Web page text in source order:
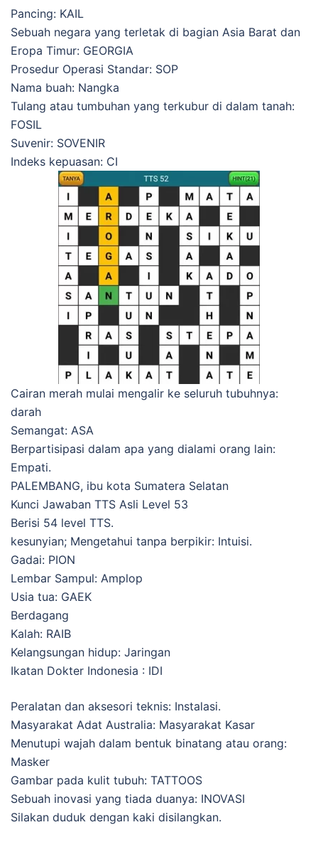
Pancing: KAIL
Sebuah negara yang terletak di bagian Asia Barat dan
Eropa Timur: GEORGIA
Prosedur Operasi Standar: SOP
Nama buah: Nangka
Tulang atau tumbuhan yang terkubur di dalam tanah:
FOSIL
Suvenir: SOVENIR
Indeks kepuasan: CI
Cairan merah mulai mengalir ke seluruh tubuhnya:
darah
Semangat: ASA
Berpartisipasi dalam apa yang dialami orang lain:
Empati.
PALEMBANG, ibu kota Sumatera Selatan
Kunci Jawaban TTS Asli Level 53
Berisi 54 level TTS.
kesunyian; Mengetahui tanpa berpikir: Intuisi.
Gadai: PION
Lembar Sampul: Amplop
Usia tua: GAEK
Berdagang
Kalah: RAIB
Kelangsungan hidup: Jaringan
Ikatan Dokter Indonesia : IDI
Peralatan dan aksesori teknis: Instalasi.
Masyarakat Adat Australia: Masyarakat Kasar
Menutupi wajah dalam bentuk binatang atau orang:
Masker
Gambar pada kulit tubuh: TATTOOS
Sebuah inovasi yang tiada duanya: INOVASI
Silakan duduk dengan kaki disilangkan.